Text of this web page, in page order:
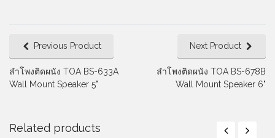
Previous Product
ลำโพงติดผนัง TOA BS-633A
Wall Mount Speaker 5"
Next Product
ลำโพงติดผนัง TOA BS-678B
Wall Mount Speaker 6"
Related products